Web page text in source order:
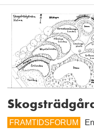
FRAMTIDSFORUM